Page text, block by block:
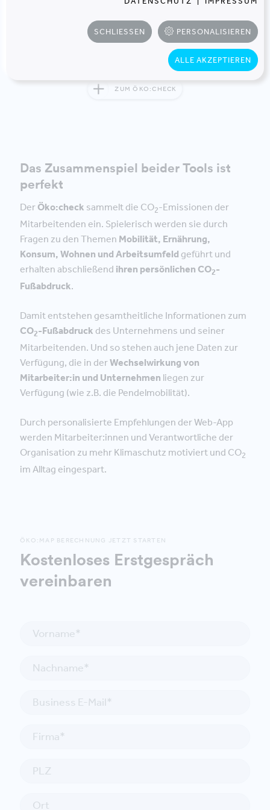
eine sehr einfach bedienbare, spielerische Web-App
Öko:check
ZUM ÖKO:CHECK
Das Zusammenspiel beider Tools ist
perfekt
Der Öko:check sammelt die CO2-Emissionen der
Mitarbeitenden ein. Spielerisch werden sie durch
Fragen zu den Themen Mobilität, Ernährung,
Konsum, Wohnen und Arbeitsumfeld geführt und
erhalten abschließend ihren persönlichen CO2-
Fußabdruck.
Damit entstehen gesamtheitliche Informationen zum
CO2-Fußabdruck des Unternehmens und seiner
Mitarbeitenden. Und so stehen auch jene Daten zur
Verfügung, die in derWechselwirkung von
Mitarbeiter:in und Unternehmen liegen zur
Verfügung (wie z.B. die Pendelmobilität).
Durch personalisierte Empfehlungen der Web-App
werden Mitarbeiter:innen und Verantwortliche der
Organisation zu mehr Klimaschutz motiviert und CO2
im Alltag eingespart.
ÖKO:MAP BERECHNUNG JETZT STARTEN
Kostenloses Erstgespräch
vereinbaren
SCHLIESSEN PERSONALISIEREN
ALLE AKZEPTIEREN